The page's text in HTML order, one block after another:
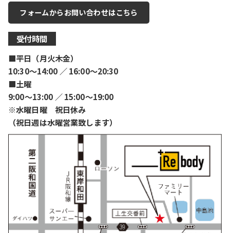
フォームからお問い合わせはこちら
受付時間
■平日（月火木金）
10:30〜14:00 ／ 16:00〜20:30
■土曜
9:00〜13:00 ／ 15:00〜19:00
※水曜日曜 祝日休み
（祝日週は水曜営業致します）